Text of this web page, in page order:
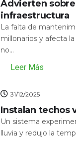
Advierten
infraestructura
La falta de
millonarios y afecta
no...
Leer Más
31/12/2025
Instalan techos
Un sistema
lluvia y redujo la